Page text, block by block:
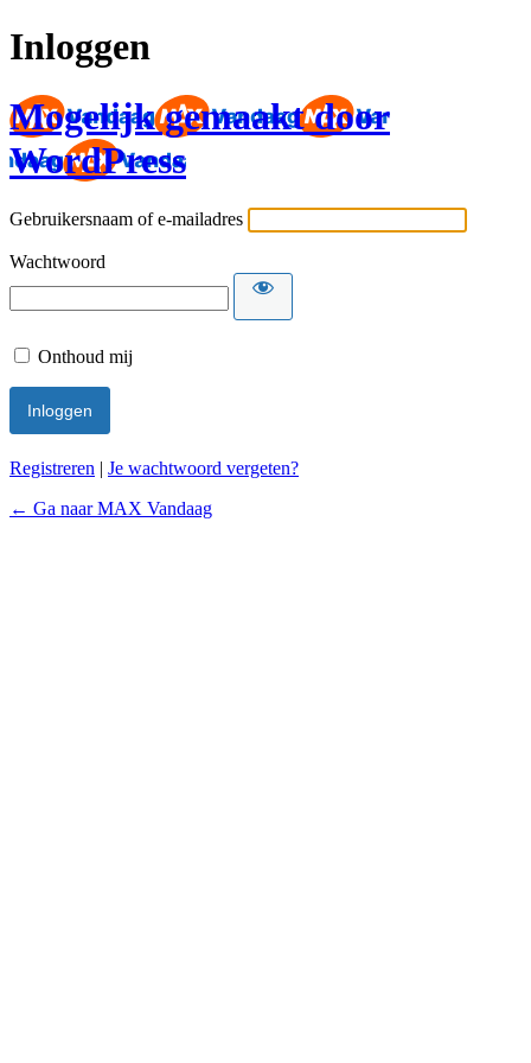
Inloggen
Mogelijk gemaakt door
WordPress
Gebruikersnaam of e-mailadres
Wachtwoord
Onthoud mij
Registreren | Je wachtwoord vergeten?
← Ga naar MAX Vandaag